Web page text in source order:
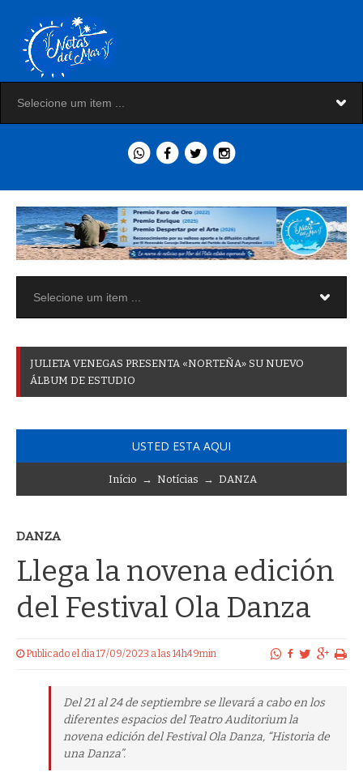
JULIETA VENEGAS PRESENTA «NORTEÑA» SU NUEVO
ÁLBUM DE ESTUDIO
USTED ESTA AQUI
Início → Notícias → DANZA
DANZA
Llega la novena edición
del Festival Ola Danza
Publicado el dia 17/09/2023 a las 14h49min
Del 21 al 24 de septiembre se llevará a cabo en los
diferentes espacios del Teatro Auditorium la
novena edición del Festival Ola Danza, “Historia de
una Danza”.